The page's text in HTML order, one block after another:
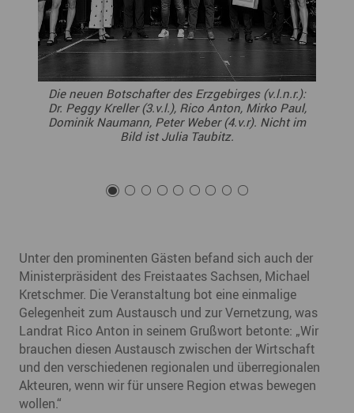
Die neuen Botschafter des Erzgebirges (v.l.n.r.):
Dr. Peggy Kreller (3.v.l.), Rico Anton, Mirko Paul,
Dominik Naumann, Peter Weber (4.v.r). Nicht im
Bild ist Julia Taubitz.
Unter den prominenten Gästen befand sich auch der
Ministerpräsident des Freistaates Sachsen, Michael
Kretschmer. Die Veranstaltung bot eine einmalige
Gelegenheit zum Austausch und zur Vernetzung, was
Landrat Rico Anton in seinem Grußwort betonte: „Wir
brauchen diesen Austausch zwischen der Wirtschaft
und den verschiedenen regionalen und überregionalen
Akteuren, wenn wir für unsere Region etwas bewegen
wollen.“